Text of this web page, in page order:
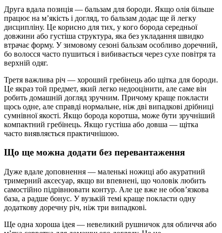
Друга вдала позиція — бальзам для бороди. Якщо олія більше
працює на м’якість і догляд, то бальзам додає ще й легку
дисципліну. Це корисно для тих, у кого борода середньої
довжини або густіша структура, яка без укладання швидко
втрачає форму. У зимовому сезоні бальзам особливо доречний,
бо волосся часто пушиться і вибивається через сухе повітря та
верхній одяг.
Третя важлива річ — хороший гребінець або щітка для бороди.
Це якраз той предмет, який легко недооцінити, але саме він
робить домашній догляд зручним. Причому краще покласти
щось одне, але справді нормальне, ніж дві випадкові дрібниці
сумнівної якості. Якщо борода коротша, може бути зручніший
компактний гребінець. Якщо густіша або довша — щітка
часто виявляється практичнішою.
Що ще можна додати без перевантаження
Дуже вдале доповнення — маленькі ножиці або акуратний
тримерний аксесуар, якщо ви впевнені, що чоловік любить
самостійно підрівнювати контур. Але це вже не обов’язкова
база, а радше бонус. У вузькій темі краще покласти одну
додаткову доречну річ, ніж три випадкові.
Ще одна хороша ідея — невеликий рушничок для обличчя або